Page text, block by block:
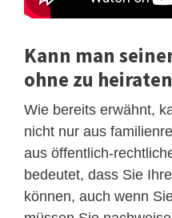
Kann man
ohne zu
Wie bereits erwähnt,
nicht nur aus
aus öffentlich-
bedeutet, dass Sie
können, auch wenn